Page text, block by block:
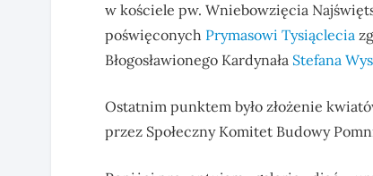
w kościele pw. Wniebowzięcia
poświęconych Prymasowi Tysiąclecia
Błogosławionego Kardynała Stefana
Ostatnim punktem było złożenie
przez Społeczny Komitet Budowy